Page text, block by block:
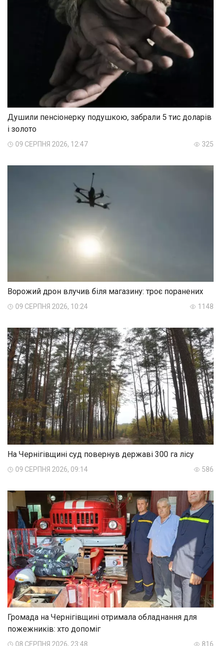
Душили пенсіонерку подушкою, забрали 5 тис доларів
і золото
09 СЕРПНЯ 2026, 12:47 325
Ворожий дрон влучив біля магазину: троє поранених
09 СЕРПНЯ 2026, 10:24 1148
На Чернігівщині суд повернув державі 300 га лісу
09 СЕРПНЯ 2026, 09:14 586
Громада на Чернігівщині отримала обладнання для
пожежників: хто допоміг
08 СЕРПНЯ 2026, 23:48 816